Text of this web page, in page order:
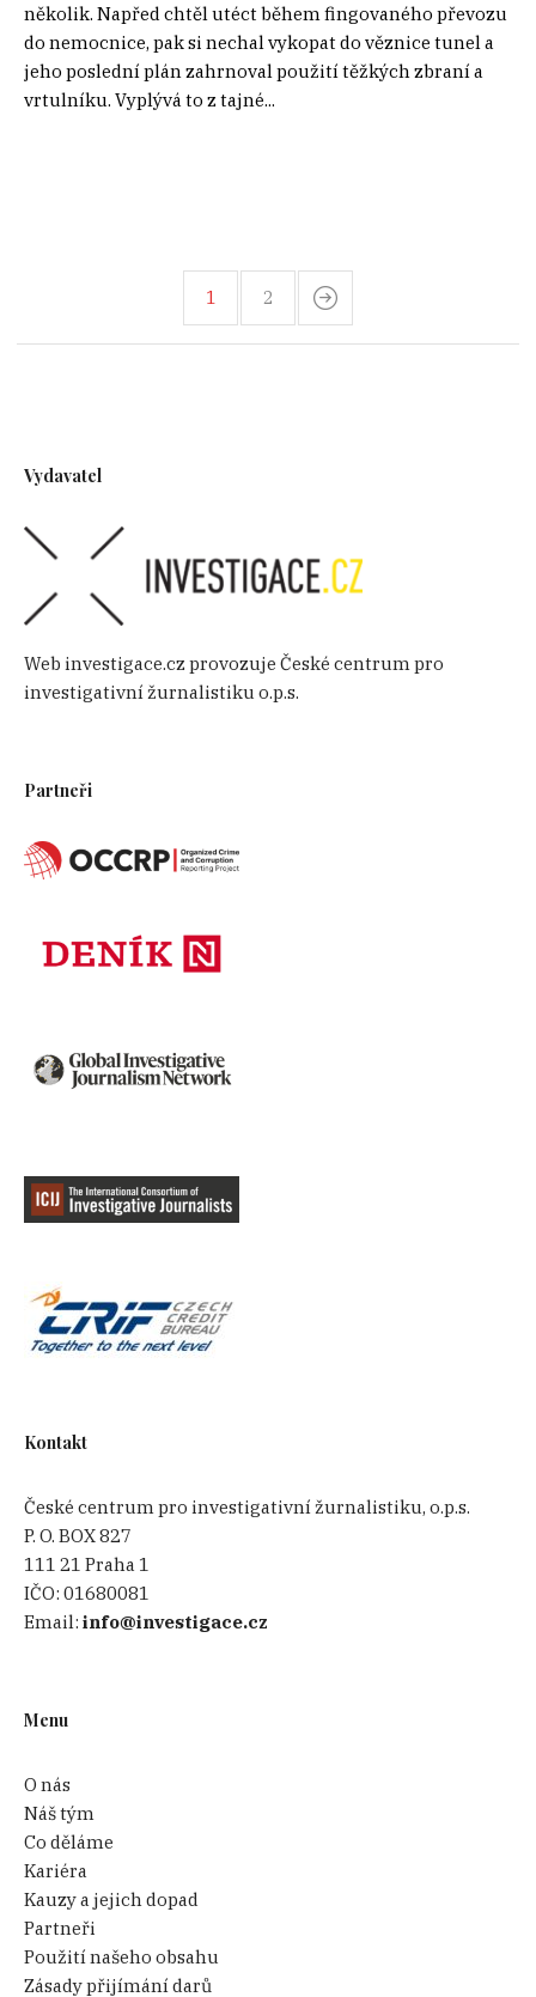
několik. Napřed chtěl utéct během fingovaného převozu
do nemocnice, pak si nechal vykopat do věznice tunel a
jeho poslední plán zahrnoval použití těžkých zbraní a
vrtulníku. Vyplývá to z tajné...
1 2
Vydavatel
Web investigace.cz provozuje České centrum pro
investigativní žurnalistiku o.p.s.
Partneři
Kontakt
České centrum pro investigativní žurnalistiku, o.p.s.
P. O. BOX 827
111 21 Praha 1
IČO:01680081
Email:info@investigace.cz
Menu
O nás
Náš tým
Co děláme
Kariéra
Kauzy a jejich dopad
Partneři
Použití našeho obsahu
Zásady přijímání darů